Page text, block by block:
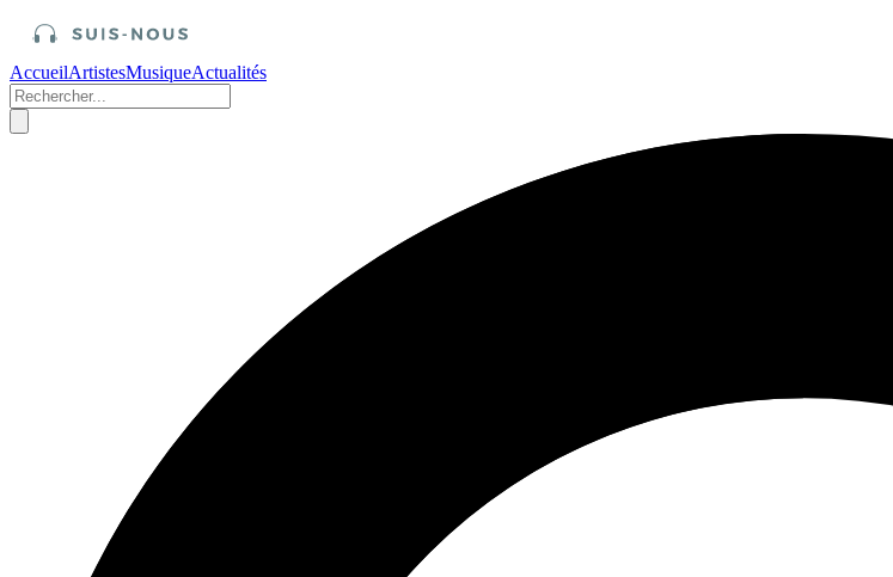
AccueilArtistesMusiqueActualités